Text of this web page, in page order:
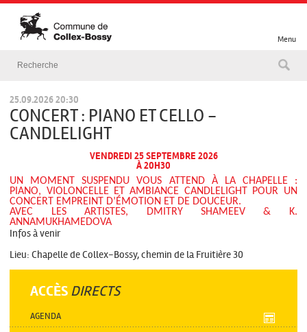
Menu
25.09.2026 20:30
CONCERT : PIANO ET CELLO -
CANDLELIGHT
VENDREDI 25 SEPTEMBRE 2026
À 20H30
UN MOMENT SUSPENDU VOUS ATTEND À LA CHAPELLE :
PIANO, VIOLONCELLE ET AMBIANCE CANDLELIGHT POUR UN
CONCERT EMPREINT D’ÉMOTION ET DE DOUCEUR.
AVEC LES ARTISTES, DMITRY SHAMEEV & K.
ANNAMUKHAMEDOVA
Infos à venir
Lieu: Chapelle de Collex-Bossy, chemin de la Fruitière 30
ACCÈS DIRECTS
AGENDA